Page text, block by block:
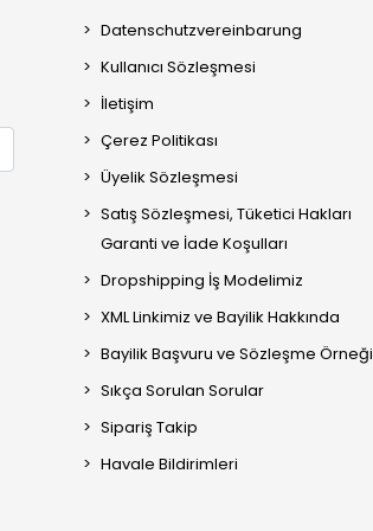
Datenschutzvereinbarung
Kullanıcı Sözleşmesi
İletişim
Çerez Politikası
Üyelik Sözleşmesi
Satış Sözleşmesi, Tüketici Hakları
Garanti ve İade Koşulları
Dropshipping İş Modelimiz
XML Linkimiz ve Bayilik Hakkında
Bayilik Başvuru ve Sözleşme Örneği
Sıkça Sorulan Sorular
Sipariş Takip
Havale Bildirimleri